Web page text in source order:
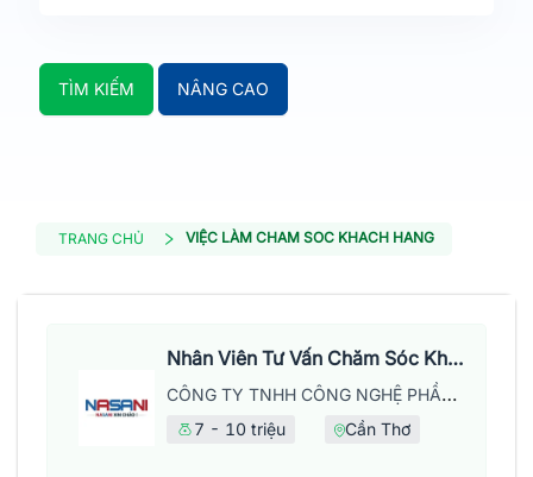
TÌM KIẾM NÂNG CAO
TRANG CHỦ VIỆC LÀM CHAM SOC KHACH HANG
Nhân Viên Tư Vấn Chăm Sóc Khách Hàng
CÔNG TY TNHH CÔNG NGHỆ PHẦN MỀM NASANI – CHI NHÁNH TẠI CẦN THƠ
7 - 10 triệu Cần Thơ